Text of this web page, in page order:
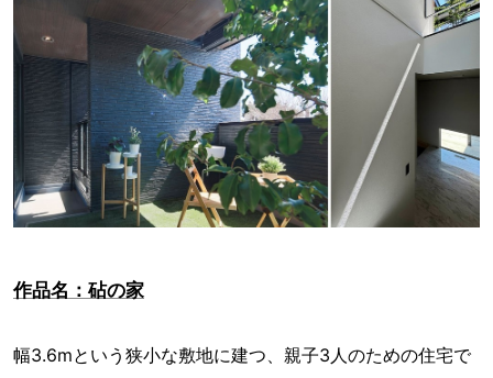
作品名：砧の家
幅3.6mという狭小な敷地に建つ、親子3人のための住宅で